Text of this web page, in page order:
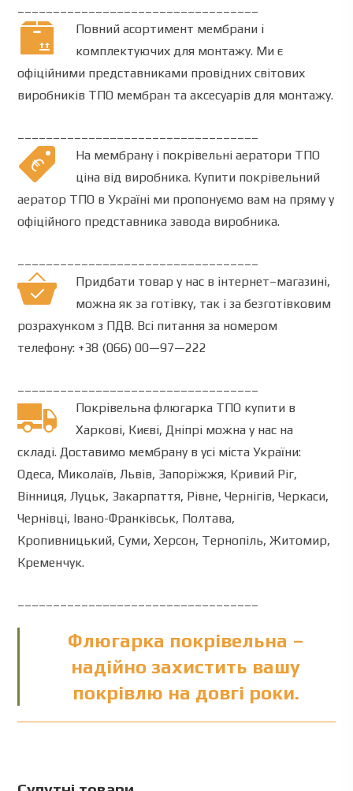
Повний асортимент мембрани і
комплектуючих для монтажу. Ми є
офіційними представниками провідних світових
виробників ТПО мембран та аксесуарів для монтажу.
На мембрану і покрівельні аератори ТПО
ціна від виробника. Купити покрівельний
аератор ТПО в Україні ми пропонуємо вам на пряму у
офіційного представника завода виробника.
Придбати товар у нас в інтернет–магазині,
можнаяк за готівку, так і за безготівковим
розрахунком з ПДВ. Всі питання за номером
телефону: +38 (066) 00—97—222
Покрівельна флюгарка ТПО купити в
Харкові, Києві, Дніпрі можна у нас на
складі. Доставимо мембрану в усі міста України:
Одеса, Миколаїв, Львів, Запоріжжя, Кривий Ріг,
Вінниця, Луцьк, Закарпаття, Рівне, Чернігів, Черкаси,
Чернівці, Івано-Франківськ, Полтава,
Кропивницький, Суми, Херсон, Тернопіль, Житомир,
Кременчук.
Флюгарка покрівельна –
надійно захистить вашу
покрівлю на довгі роки.